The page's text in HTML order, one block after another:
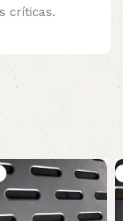
críticas.